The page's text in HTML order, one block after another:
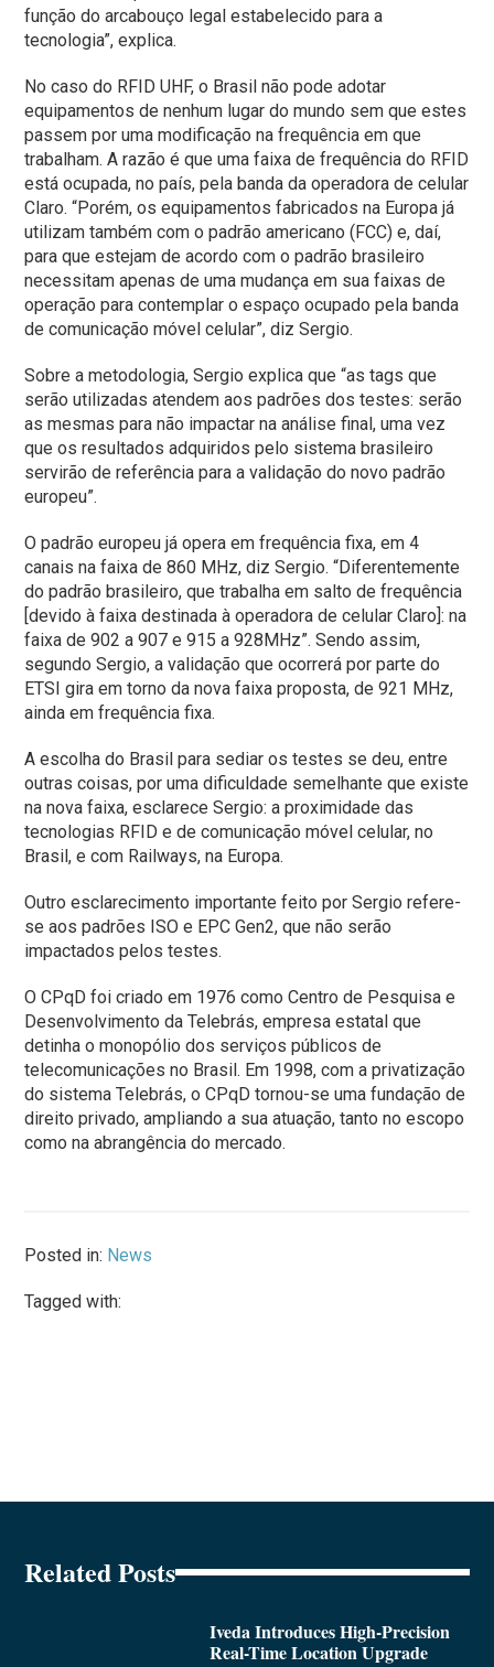
função do arcabouço legal estabelecido para a
tecnologia”, explica.
No caso do RFID UHF, o Brasil não pode adotar
equipamentos de nenhum lugar do mundo sem que estes
passem por uma modificação na frequência em que
trabalham. A razão é que uma faixa de frequência do RFID
está ocupada, no país, pela banda da operadora de celular
Claro. “Porém, os equipamentos fabricados na Europa já
utilizam também com o padrão americano (FCC) e, daí,
para que estejam de acordo com o padrão brasileiro
necessitam apenas de uma mudança em sua faixas de
operação para contemplar o espaço ocupado pela banda
de comunicação móvel celular”, diz Sergio.
Sobre a metodologia, Sergio explica que “as tags que
serão utilizadas atendem aos padrões dos testes: serão
as mesmas para não impactar na análise final, uma vez
que os resultados adquiridos pelo sistema brasileiro
servirão de referência para a validação do novo padrão
europeu”.
O padrão europeu já opera em frequência fixa, em 4
canais na faixa de 860 MHz, diz Sergio. “Diferentemente
do padrão brasileiro, que trabalha em salto de frequência
[devido à faixa destinada à operadora de celular Claro]: na
faixa de 902 a 907 e 915 a 928MHz”. Sendo assim,
segundo Sergio, a validação que ocorrerá por parte do
ETSI gira em torno da nova faixa proposta, de 921 MHz,
ainda em frequência fixa.
A escolha do Brasil para sediar os testes se deu, entre
outras coisas, por uma dificuldade semelhante que existe
na nova faixa, esclarece Sergio: a proximidade das
tecnologias RFID e de comunicação móvel celular, no
Brasil, e com Railways, na Europa.
Outro esclarecimento importante feito por Sergio refere-
se aos padrões ISO e EPC Gen2, que não serão
impactados pelos testes.
O CPqD foi criado em 1976 como Centro de Pesquisa e
Desenvolvimento da Telebrás, empresa estatal que
detinha o monopólio dos serviços públicos de
telecomunicações no Brasil. Em 1998, com a privatização
do sistema Telebrás, o CPqD tornou-se uma fundação de
direito privado, ampliando a sua atuação, tanto no escopo
como na abrangência do mercado.
Posted in: News
Tagged with:
Related Posts
Iveda Introduces High-Precision
Real-Time Location Upgrade